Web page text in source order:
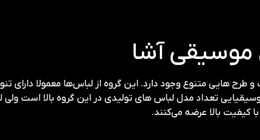
موسیقی آشا
هایی متنوع وجود دارد. این گروه از لباس‌ها معمولا دارای
تعداد مدل لباس های تولیدی در این گروه بالا است ولی
کیفیت بالا عرضه می‌کنند.